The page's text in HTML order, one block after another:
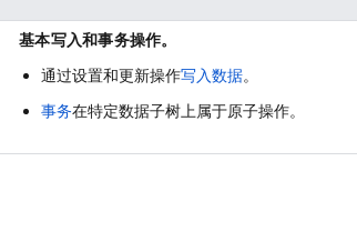
基本写入和事务操作。
通过设置和更新操作写入数据。
事务在特定数据子树上属于原子操作。